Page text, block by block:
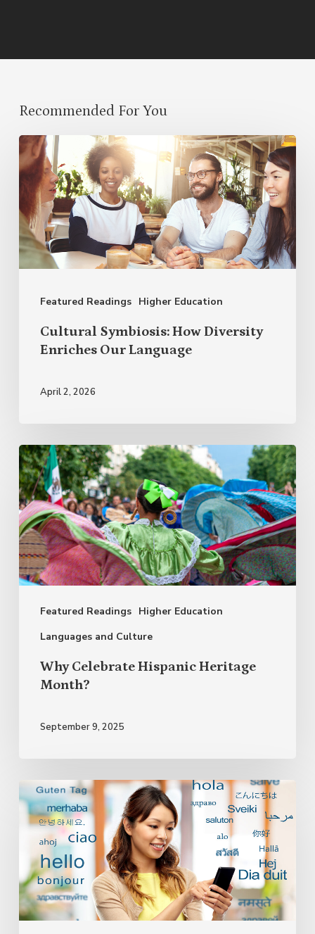
Recommended For You
Featured Readings Higher Education
Cultural
Symbiosis:
How
Diversity
Enriches
Our
Cultural Symbiosis: How Diversity
Enriches Our Language
April 2, 2026
Featured Readings Higher Education
Languages and Culture
Why
Celebrate
Hispanic
Heritage
Month?
Why Celebrate Hispanic Heritage
Month?
September 9, 2025
Bilingualism
and
Multilingualism:
The
Endless
Advantages
of